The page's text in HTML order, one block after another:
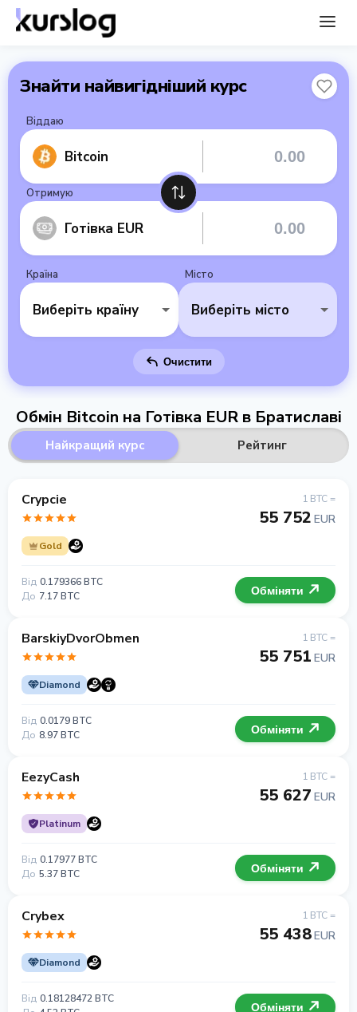
Знайти найвигідніший курс
Віддаю
Bitcoin
Отримую
Готівка EUR
Країна
Виберіть країну
Місто
Виберіть місто
Очистити
Обмін Bitcoin на Готівка EUR в Братиславі
Найкращий курс Рейтинг
Crypcie
Gold
1 BTC =
55 752 EUR
Від 0.179366 BTC
До 7.17 BTC Обміняти
BarskiyDvorObmen
Diamond
1 BTC =
55 751 EUR
Від 0.0179 BTC
До 8.97 BTC Обміняти
EezyCash
Platinum
1 BTC =
55 627 EUR
Від 0.17977 BTC
До 5.37 BTC Обміняти
Crybex
Diamond
1 BTC =
55 438EUR
Від 0.18128472 BTC
Обміняти